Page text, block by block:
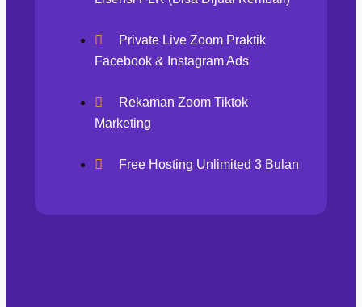
Private Live Zoom Praktik
Facebook & Instagram Ads
Rekaman Zoom Tiktok
Marketing
Free Hosting Unlimited 3 Bulan